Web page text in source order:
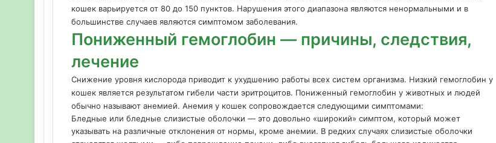
кошек варьируется от 80 до 150 пунктов. Нарушения этого диапазона являются ненормальными и в
большинстве случаев являются симптомом заболевания.
Пониженный гемоглобин — причины, следствия,
лечение
Снижение уровня кислорода приводит к ухудшению работы всех систем организма. Низкий гемоглобин у
кошек является результатом гибели части эритроцитов. Пониженный гемоглобин у животных и людей
обычно называют анемией. Анемия у кошек сопровождается следующими симптомами:
Бледные или бледные слизистые оболочки — это довольно «широкий» симптом, который может
указывать на различные отклонения от нормы, кроме анемии. В редких случаях слизистые оболочки